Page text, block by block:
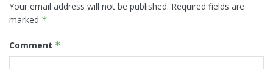
Your email address will not be published. Required fields are
marked *
Comment *